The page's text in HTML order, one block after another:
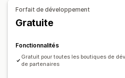
Panier abandonné
De retour en stock
Notifications personnalisées
Notifications automatiques
Suivi de l’engagement
Forfait de développement
Gratuite
Fonctionnalités
Gratuit pour toutes les boutiques de
de partenaires